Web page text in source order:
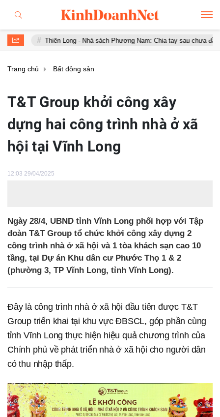
Long - Nhà sách Phương Nam: Chia tay sau chưa đầy 1 năm 'hợp
Trang chủ Bất động sản
T&T Group khởi công xây
dựng hai công trình nhà ở xã
hội tại Vĩnh Long
12:03 29/04/2025
Ngày 28/4, UBND tỉnh Vĩnh Long phối hợp với Tập
đoàn T&T Group tổ chức khởi công xây dựng 2
công trình nhà ở xã hội và 1 tòa khách sạn cao 10
tầng, tại Dự án Khu dân cư Phước Thọ 1 & 2
(phường 3, TP Vĩnh Long, tỉnh Vĩnh Long).
Đây là công trình nhà ở xã hội đầu tiên được T&T
Group triển khai tại khu vực ĐBSCL, góp phần cùng
tỉnh Vĩnh Long thực hiện hiệu quả chương trình của
Chính phủ về phát triển nhà ở xã hội cho người dân
có thu nhập thấp.